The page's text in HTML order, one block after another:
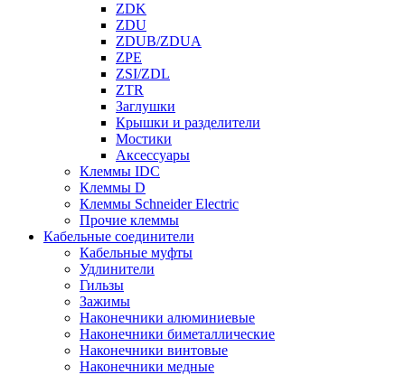
ZDK
ZDU
ZDUB/ZDUA
ZPE
ZSI/ZDL
ZTR
Заглушки
Крышки и разделители
Мостики
Аксессуары
Клеммы IDC
Клеммы D
Клеммы Schneider Electric
Прочие клеммы
Кабельные соединители
Кабельные муфты
Удлинители
Гильзы
Зажимы
Наконечники алюминиевые
Наконечники биметаллические
Наконечники винтовые
Наконечники медные